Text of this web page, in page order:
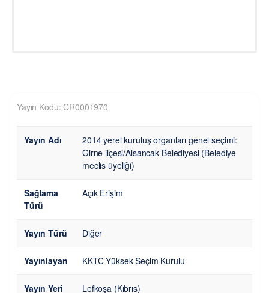
Yayın Kodu: CR0001970
Yayın Adı
2014 yerel kuruluş organları genel seçimi:
Girne ilçesi/Alsancak Belediyesi (Belediye
meclis üyeliği)
Sağlama
Türü
Açık Erişim
Yayın Türü Diğer
Yayınlayan KKTC Yüksek Seçim Kurulu
Yayın Yeri Lefkoşa (Kıbrıs)